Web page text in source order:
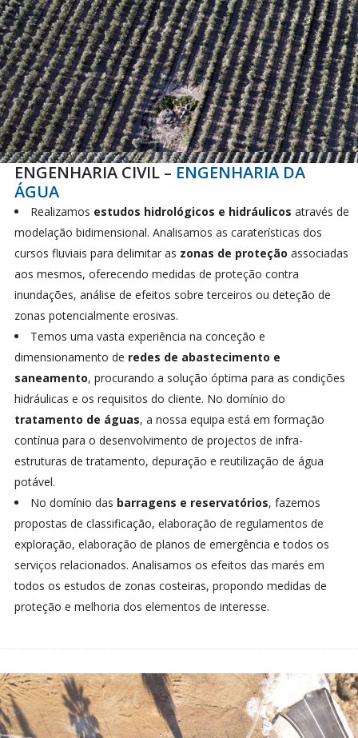
ENGENHARIA CIVIL – ENGENHARIA DA
ÁGUA
Realizamos estudos hidrológicos e hidráulicos através de
modelação bidimensional. Analisamos as caraterísticas dos
cursos fluviais para delimitar as zonas de proteção associadas
aos mesmos, oferecendo medidas de proteção contra
inundações, análise de efeitos sobre terceiros ou deteção de
zonas potencialmente erosivas.
Temos uma vasta experiência na conceção e
dimensionamento de redes de abastecimento e
saneamento, procurando a solução óptima para as condições
hidráulicas e os requisitos do cliente. No domínio do
tratamento de águas, a nossa equipa está em formação
contínua para o desenvolvimento de projectos de infra-
estruturas de tratamento, depuração e reutilização de água
potável.
No domínio das barragens e reservatórios, fazemos
propostas de classificação, elaboração de regulamentos de
exploração, elaboração de planos de emergência e todos os
serviços relacionados. Analisamos os efeitos das marés em
todos os estudos de zonas costeiras, propondo medidas de
proteção e melhoria dos elementos de interesse.